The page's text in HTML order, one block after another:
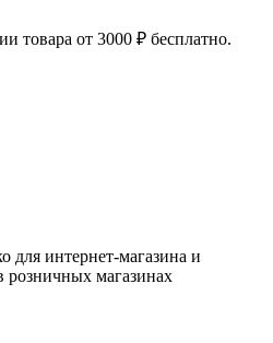
товара от 3000 ₽ бесплатно.
для интернет-магазина и
розничных магазинах